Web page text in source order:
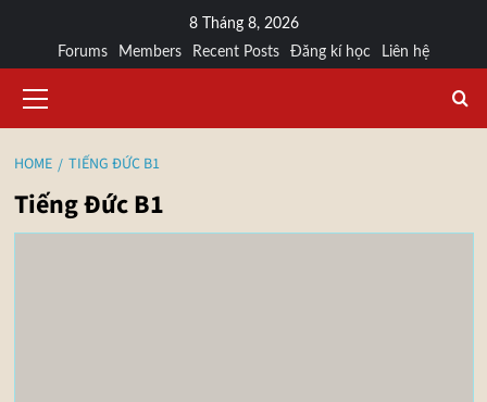
8 Tháng 8, 2026
Forums
Members Recent Posts Đăng kí học Liên hệ
HOME TIẾNG ĐỨC B1
Tiếng Đức B1